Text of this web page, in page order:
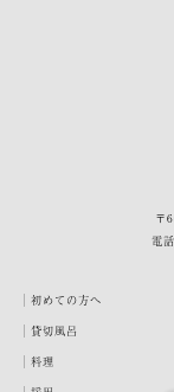
〒
電話
初めての方へ
貸切風呂
料理